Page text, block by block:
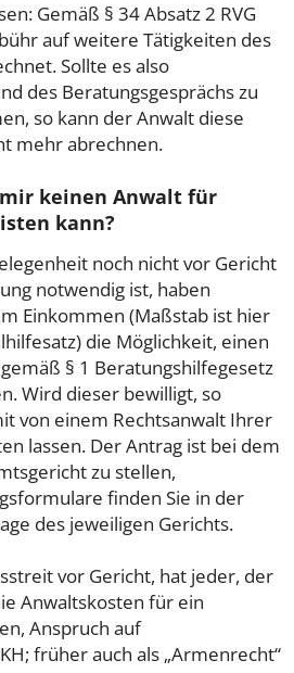
Gemäß § 34 Absatz 2 RVG
auf weitere Tätigkeiten des
Sollte es also
des Beratungsgesprächs zu
so kann der Anwalt diese
mehr abrechnen.
keinen Anwalt für
kann?
noch nicht vor Gericht
notwendig ist, haben
Einkommen (Maßstab ist hier
die Möglichkeit, einen
§ 1 Beratungshilfegesetz
Wird dieser bewilligt, so
von einem Rechtsanwalt Ihrer
lassen. Der Antrag ist bei dem
zu stellen,
finden Sie in der
des jeweiligen Gerichts.
vor Gericht, hat jeder, der
Anwaltskosten für ein
Anspruch auf
früher auch als „Armenrecht“